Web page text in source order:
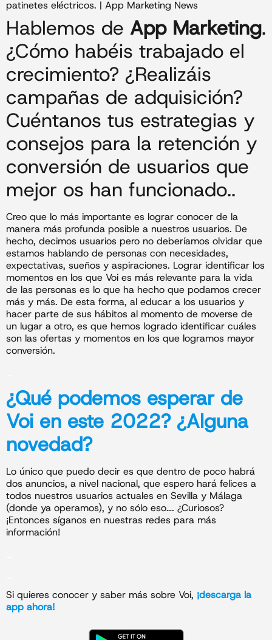
Hablemos de App Marketing.
¿Cómo habéis trabajado el
crecimiento? ¿Realizáis
campañas de adquisición?
Cuéntanos tus estrategias y
consejos para la retención y
conversión de usuarios que
mejor os han funcionado..
Creo que lo más importante es lograr conocer de la
manera más profunda posible a nuestros usuarios. De
hecho, decimos usuarios pero no deberíamos olvidar que
estamos hablando de personas con necesidades,
expectativas, sueños y aspiraciones. Lograr identificar los
momentos en los que Voi es más relevante para la vida
de las personas es lo que ha hecho que podamos crecer
más y más. De esta forma, al educar a los usuarios y
hacer parte de sus hábitos al momento de moverse de
un lugar a otro, es que hemos logrado identificar cuáles
son las ofertas y momentos en los que logramos mayor
conversión.
¿Qué podemos esperar de
Voi en este 2022? ¿Alguna
novedad?
Lo único que puedo decir es que dentro de poco habrá
dos anuncios, a nivel nacional, que espero hará felices a
todos nuestros usuarios actuales en Sevilla y Málaga
(donde ya operamos), y no sólo eso…. ¿Curiosos?
¡Entonces síganos en nuestras redes para más
información!
Si quieres conocer y saber más sobre Voi, ¡descarga la
app ahora!